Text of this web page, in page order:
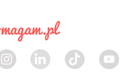
LinkedIn TikTok Youtube